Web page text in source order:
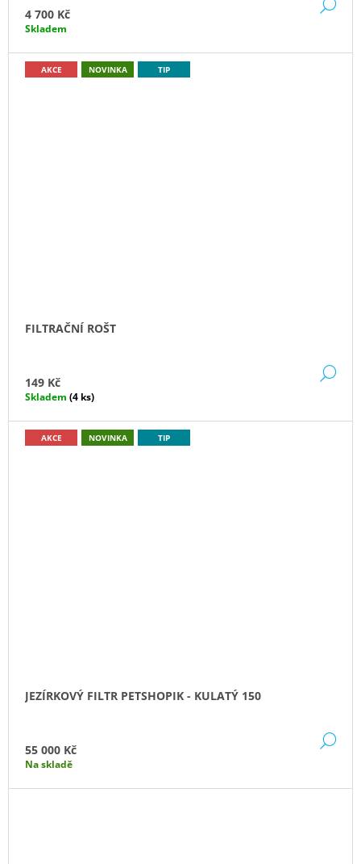
4 700 Kč
Skladem
AKCE NOVINKA TIP
FILTRAČNÍ ROŠT
149 Kč
Skladem (4 ks)
AKCE NOVINKA TIP
JEZÍRKOVÝ FILTR PETSHOPIK - KULATÝ 150
55 000 Kč
Na skladě